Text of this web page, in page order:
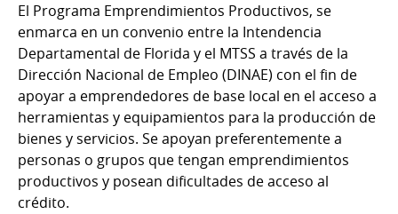
El Programa Emprendimientos Productivos, se
enmarca en un convenio entre la Intendencia
Departamental de Florida y el MTSS a través de la
Dirección Nacional de Empleo (DINAE) con el fin de
apoyar a emprendedores de base local en el acceso a
herramientas y equipamientos para la producción de
bienes y servicios. Se apoyan preferentemente a
personas o grupos que tengan emprendimientos
productivos y posean dificultades de acceso al
crédito.